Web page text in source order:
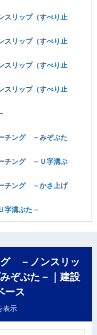
リップ（すべり止
リップ（すべり止
リップ（すべり止
リップ（すべり止
チング －みぞぶた
チング －Ｕ字溝ぶ
チング －かさ上げ
字溝ぶた－
グ －ノンスリッ
ぞぶた－｜建設
ース
表示